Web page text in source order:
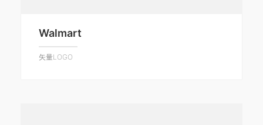
Walmart
矢量LOGO